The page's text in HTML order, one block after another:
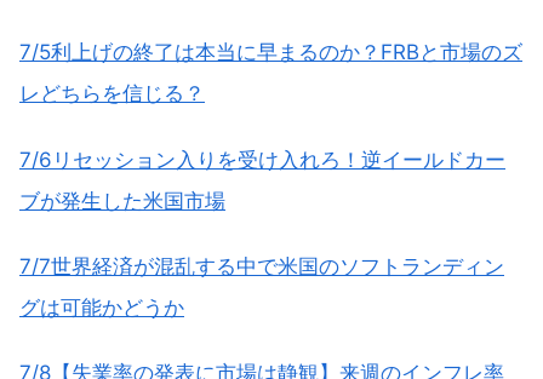
7/5利上げの終了は本当に早まるのか？FRBと市場のズ
レどちらを信じる？
7/6リセッション入りを受け入れろ！逆イールドカー
ブが発生した米国市場
7/7世界経済が混乱する中で米国のソフトランディン
グは可能かどうか
7/8【失業率の発表に市場は静観】来週のインフレ率